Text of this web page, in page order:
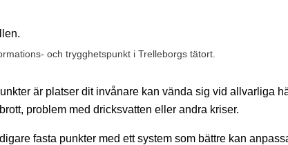
och trygghetspunkt i Trelleborgs tätort.
är platser dit invånare kan vända sig vid allvarliga
problem med dricksvatten eller andra kriser.
fasta punkter med ett system som bättre kan